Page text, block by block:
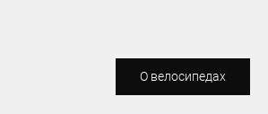
О велосипедах